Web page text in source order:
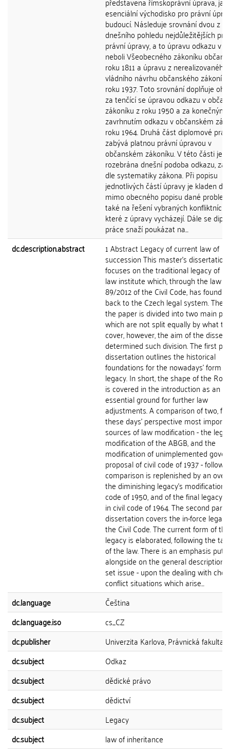
esenciální východisko pro právní
budoucí. Následuje srovnání dvou z
dnešního pohledu nejdůležitějších
právní úpravy, a to úpravu odkazu v
neboli Všeobecného zákoníku
roku 1811 a úpravu z nerealizovaného
vládního návrhu občanského
roku 1937. Toto srovnání doplňuje
za tenčící se úpravou odkazu v
zákoníku z roku 1950 a za konečným
zavrhnutím odkazu v občanském
roku 1964. Druhá část diplomové
zabývá platnou právní úpravou v
občanském zákoníku. V této části je
rozebrána dnešní podoba odkazu,
dle systematiky zákona. Při popisu
jednotlivých částí úpravy je kladen
mimo obecného popisu dané
také na řešení vybraných konfliktních
které z úpravy vycházejí. Dále se
práce snaží poukázat na...
dc.description.abstract
1 Abstract Legacy of current law of
succession This master's dissertation
focuses on the traditional legacy of
law institute which, through the law
89/2012 of the Civil Code, has found
back to the Czech legal system. The
the paper is divided into two main
which are not split equally by what
cover, however, the aim of the
determined such division. The first
dissertation outlines the historical
foundations for the nowadays' form
legacy. In short, the shape of the
is covered in the introduction as an
essential ground for further law
adjustments. A comparison of two,
these days' perspective most
sources of law modification - the
modification of the ABGB, and the
modification of unimplemented
proposal of civil code of 1937 - follow.
comparison is replenished by an
the diminishing legacy's modification
code of 1950, and of the final
in civil code of 1964. The second part
dissertation covers the in-force legal
the Civil Code. The current form of the
legacy is elaborated, following the
of the law. There is an emphasis put-
alongside on the general description
set issue - upon the dealing with
conflict situations which arise...
dc.language
Čeština
dc.language.iso
cs_CZ
dc.publisher
Univerzita Karlova, Právnická fakulta
dc.subject
Odkaz
dc.subject
dědické právo
dc.subject
dědictví
dc.subject
Legacy
dc.subject
law of inheritance